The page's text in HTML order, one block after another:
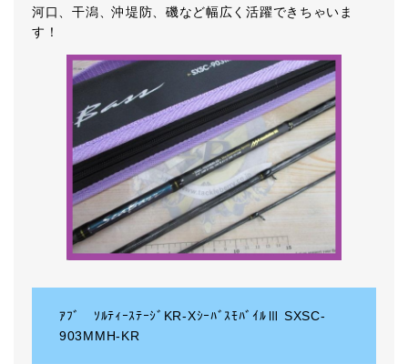
河口、干潟、沖堤防、磯など幅広く活躍できちゃいま
す！
ｱﾌﾞ ｿﾙﾃｨｰｽﾃｰｼﾞKR-XｼｰﾊﾞｽﾓﾊﾞｲﾙⅢ SXSC-
903MMH-KR